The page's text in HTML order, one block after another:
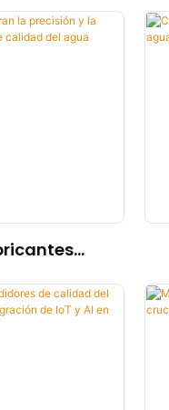
Caso de
medidor
medidores
agua